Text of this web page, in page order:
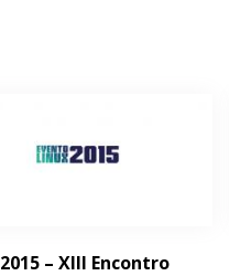
– XIII Encontro